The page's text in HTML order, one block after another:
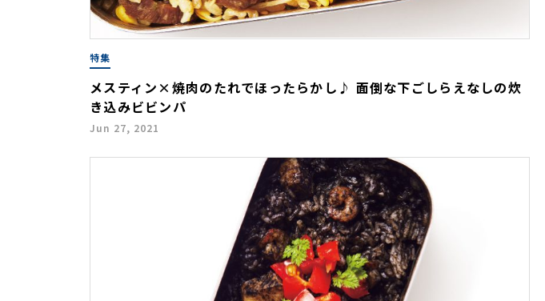
特集
メスティン×焼肉のたれでほったらかし♪ 面倒な下ごしらえなしの炊
き込みビビンパ
Jun 27, 2021